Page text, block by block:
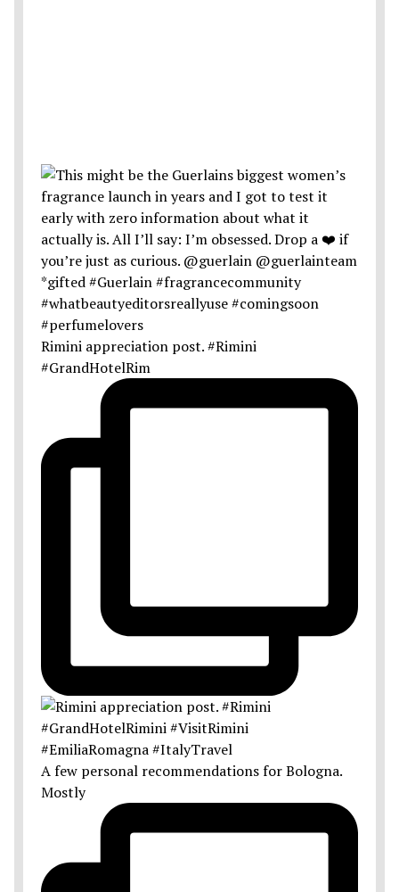
Rimini appreciation post. #Rimini
#GrandHotelRim
A few personal recommendations for Bologna.
Mostly